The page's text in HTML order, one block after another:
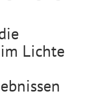
Lichte